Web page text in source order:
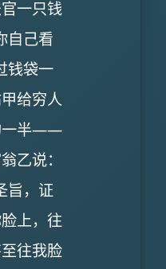
一只钱
自己看
钱袋一
给穷人
一半――
乙说：
旨，证
上，往
往我脸